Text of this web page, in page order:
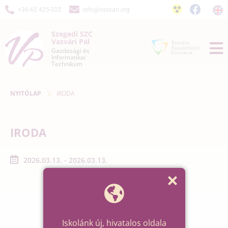
+36-62 425-322 info@vasvari.org
Szegedi SZC
Vasvári Pál
Gazdasági és
Informatikai
Technikum
NYITÓLAP IRODA
IRODA
2026.03.13. - 2026.03.13.
Iskolánk új, hivatalos oldala